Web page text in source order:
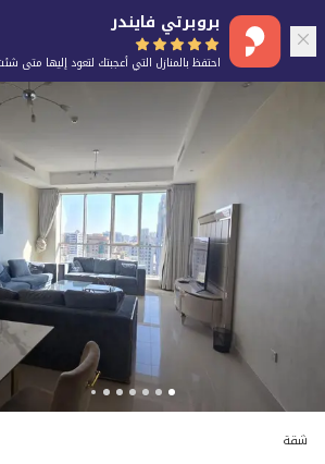
بروبرتي فايندر
احتفظ بالمنازل التي أعجبتك لتعود إليها متى
شقة